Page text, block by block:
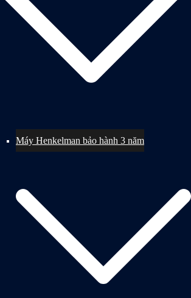
Máy Henkelman bảo hành 3 năm